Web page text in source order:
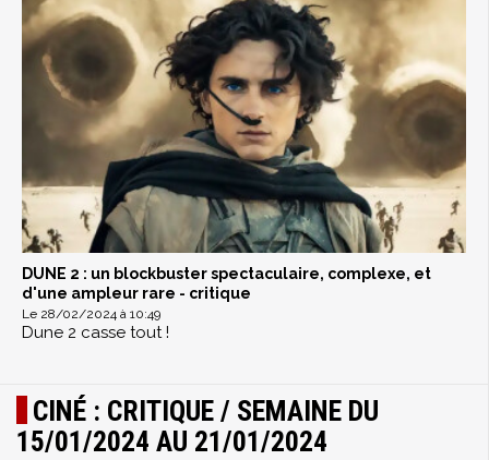
DUNE 2 : un blockbuster spectaculaire, complexe, et
d'une ampleur rare - critique
Le 28/02/2024 à 10:49
Dune 2 casse tout !
CINÉ : CRITIQUE / SEMAINE DU
15/01/2024 AU 21/01/2024